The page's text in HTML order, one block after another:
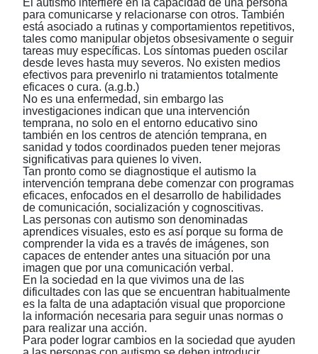
para comunicarse y relacionarse con otros. También
está asociado a rutinas y comportamientos repetitivos,
tales como manipular objetos obsesivamente o seguir
tareas muy específicas. Los síntomas pueden oscilar
desde leves hasta muy severos. No existen medios
efectivos para prevenirlo ni tratamientos totalmente
eficaces o cura. (a.g.b.)
No es una enfermedad, sin embargo las
investigaciones indican que una intervención
temprana, no solo en el entorno educativo sino
también en los centros de atención temprana, en
sanidad y todos coordinados pueden tener mejoras
significativas para quienes lo viven.
Tan pronto como se diagnostique el autismo la
intervención temprana debe comenzar con programas
eficaces, enfocados en el desarrollo de habilidades
de comunicación, socialización y cognoscitivas.
Las personas con autismo son denominadas
aprendices visuales, esto es así porque su forma de
comprender la vida es a través de imágenes, son
capaces de entender antes una situación por una
imagen que por una comunicación verbal.
En la sociedad en la que vivimos una de las
dificultades con las que se encuentran habitualmente
es la falta de una adaptación visual que proporcione
la información necesaria para seguir unas normas o
para realizar una acción.
Para poder lograr cambios en la sociedad que ayuden